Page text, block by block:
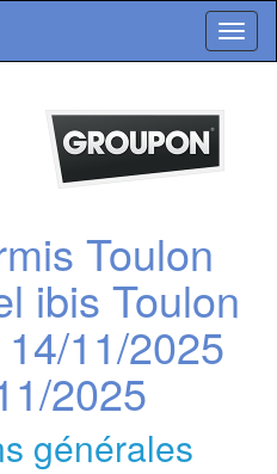
Toulon
ibis Toulon
11/2025
2025
générales